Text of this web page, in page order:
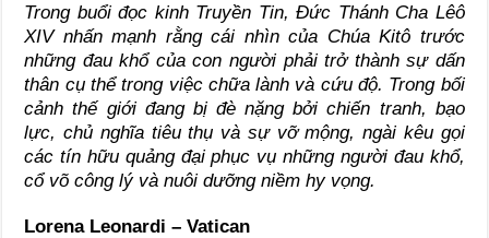
Trong buổi đọc kinh Truyền Tin, Đức Thánh Cha Lêô
XIV nhấn mạnh rằng cái nhìn của Chúa Kitô trước
những đau khổ của con người phải trở thành sự dấn
thân cụ thể trong việc chữa lành và cứu độ. Trong bối
cảnh thế giới đang bị đè nặng bởi chiến tranh, bạo
lực, chủ nghĩa tiêu thụ và sự vỡ mộng, ngài kêu gọi
các tín hữu quảng đại phục vụ những người đau khổ,
cổ võ công lý và nuôi dưỡng niềm hy vọng.
Lorena Leonardi – Vatican